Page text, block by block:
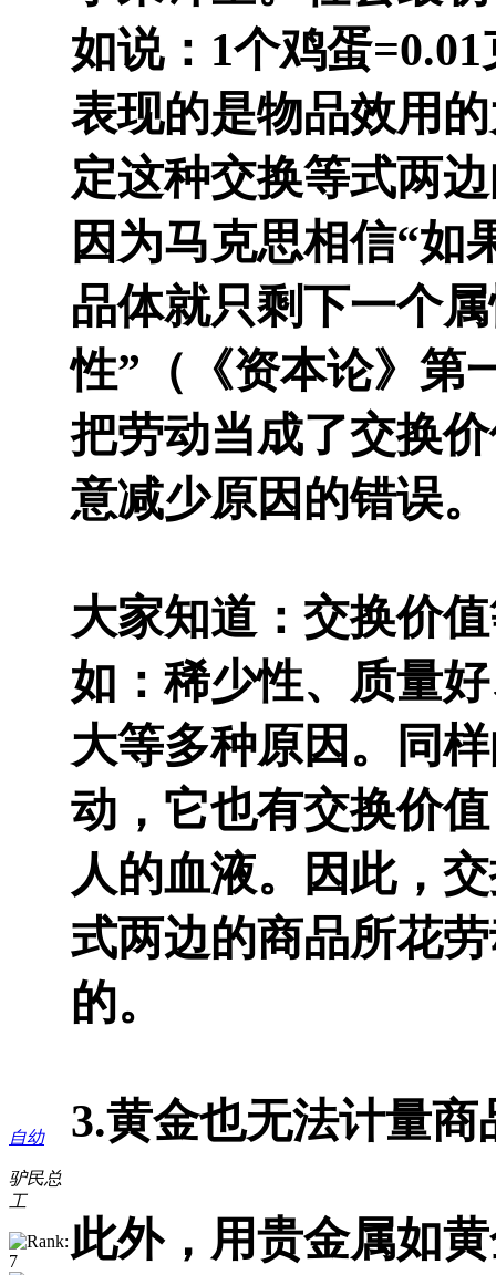
自幼
驴民总
工
如说：1个鸡蛋
表现的是物品效用
定这种交换等式两
因为马克思相信“如
品体就只剩下一个
性”（《资本论》第
把劳动当成了交换
意减少原因的错误。
大家知道：交换价
如：稀少性、质量
大等多种原因。同
动，它也有交换价
人的血液。因此，
式两边的商品所花
的。
3.黄金也无法计量商
此外，用贵金属如